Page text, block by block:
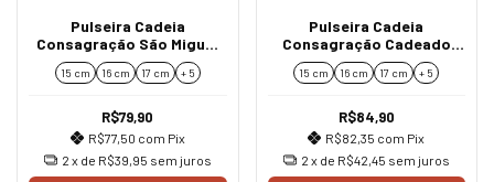
Pulseira Cadeia
Consagração São Miguel
São Bento e Nossa
Senhora das Graças
15 cm 16 cm 17 cm + 5
R$79,90
R$77,50 com Pix
2 x de R$39,95 sem juros
Pulseira Cadeia
Consagração Cadeado
Nossa Senhora das
Graças + Nossa Senhora
15 cm 16 cm 17 cm + 5
R$84,90
R$82,35 com Pix
2 x de R$42,45 sem juros